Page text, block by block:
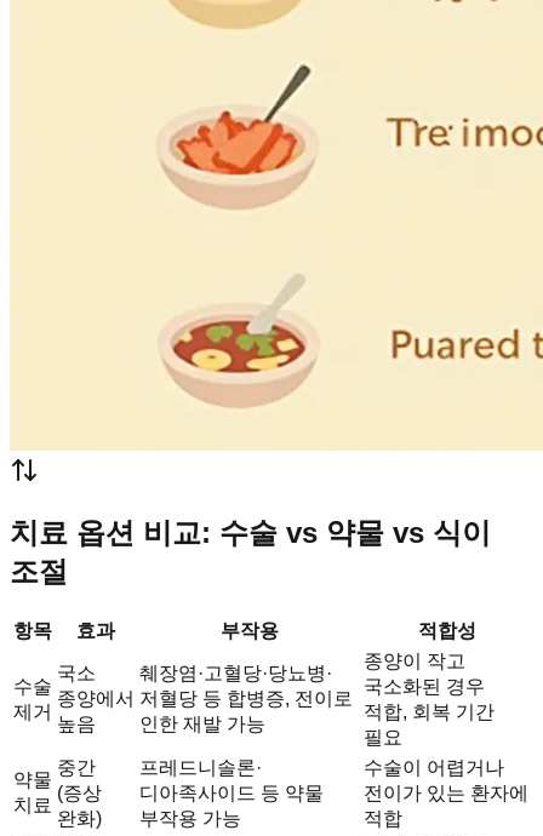
치료 옵션 비교: 수술 vs 약물 vs 식이
조절
항목 효과 부작용 적합성
수술
제거
국소
종양에서
높음
췌장염·고혈당·당뇨병·
저혈당 등 합병증, 전이로
인한 재발 가능
종양이 작고
국소화된 경우
적합, 회복 기간
필요
약물
치료
중간
(증상
완화)
프레드니솔론·
디아족사이드 등 약물
부작용 가능
수술이 어렵거나
전이가 있는 환자에
적합